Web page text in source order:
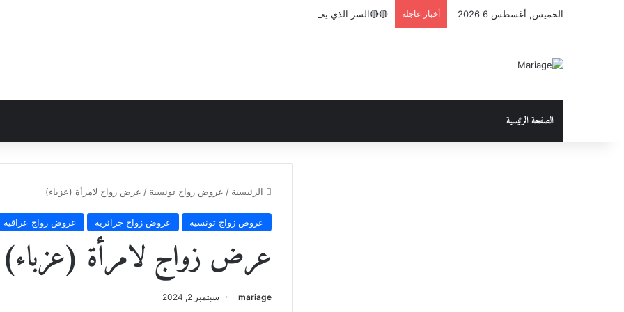
الخميس, أغسطس 6 2026 أخبار عاجلة 🔴🔴السر الذي يخفونه عنك: كيف تملك مفاتيح ‘الثروة’ و’القلب’ وتضمن مستقبلك بقرار واحد؟
الصفحة الرئيسية
الرئيسية / عروض زواج تونسية / عرض زواج لامرأة (عزباء)
عروض زواج تونسية عروض زواج جزائرية عروض زواج عراقية
عرض زواج لامرأة (عزباء)
mariage سبتمبر 2, 2024